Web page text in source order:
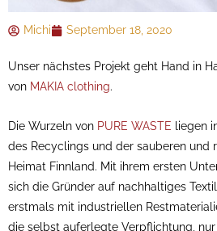
Michi September 18, 2020
Unser nächstes Projekt geht Hand in
von MAKIA clothing.
Die Wurzeln von PURE WASTE liegen
des Recyclings und der sauberen und
Heimat Finnland. Mit ihrem ersten
sich die Gründer auf nachhaltiges
erstmals mit industriellen
die selbst auferlegte Verpflichtung,